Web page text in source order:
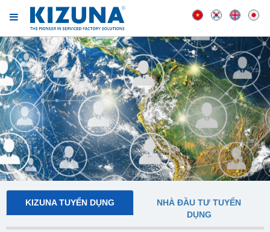
KIZUNA TUYỂN DỤNG
NHÀ ĐẦU TƯ TUYỂN
DỤNG